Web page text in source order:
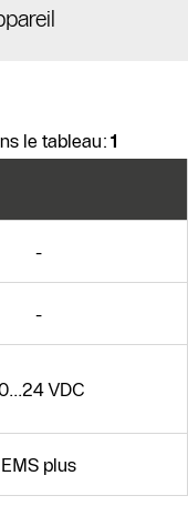
le tableau: 1
-
-
VDC
EMS plus